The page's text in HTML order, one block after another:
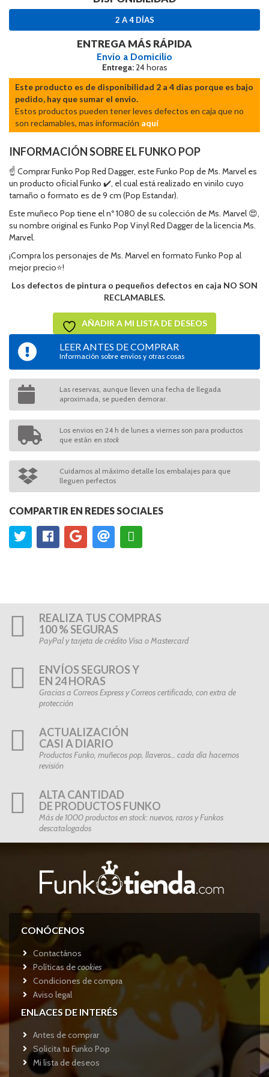
2 A 4 DÍAS
ENTREGA MÁS RÁPIDA
Envío a Domicilio
Entrega:24 horas
Este producto es de disponibilidad 2 a 4 dias porque es bajo
pedido, hay que sumar el envio.
Estos productos pueden tener leves defectos en caja que no
son reclamables, mas información aquí
INFORMACIÓN SOBRE EL FUNKO POP
☝ Comprar Funko Pop Red Dagger, este Funko Pop de Ms. Marvel es
un producto oficial Funko ✔️, el cual está realizado en vinilo cuyo
tamaño o formato es de 9 cm (Pop Estandar).
Este muñeco Pop tiene el nº 1080 de su colección de Ms. Marvel 😍,
su nombre original es Funko Pop Vinyl Red Dagger de la licencia Ms.
Marvel.
¡Compra los personajes de Ms. Marvel en formato Funko Pop al
mejor precio⭐!
Los defectos de pintura o pequeños defectos en caja NO SON
RECLAMABLES.
AÑADIR A MI LISTA DE DESEOS
LEER ANTES DE COMPRAR
Información sobre envíos y otras cosas
Las reservas, aunque lleven una fecha de llegada
aproximada, se pueden demorar.
Los envios en 24 h de lunes a viernes son para productos
que están en stock
Cuidamos al máximo detalle los embalajes para que
lleguen perfectos
COMPARTIR EN REDES SOCIALES
REALIZA TUS COMPRAS
100 % SEGURAS
PayPal y tarjeta de crédito Visa o Mastercard
ENVÍOS SEGUROS Y
EN 24 HORAS
Gracias a Correos Express y Correos certificado, con extra de
protección
ACTUALIZACIÓN
CASI A DIARIO
Productos Funko, muñecos pop, llaveros… cada día hacemos
revisión
ALTA CANTIDAD
DE PRODUCTOS FUNKO
Más de 1000 productos en stock: nuevos, raros y Funkos
descatalogados
CONÓCENOS
Contactános
Políticas decookies
Condiciones de compra
Aviso legal
ENLACES DE INTERÉS
Antes de comprar
Solicita tu Funko Pop
Mi lista de deseos